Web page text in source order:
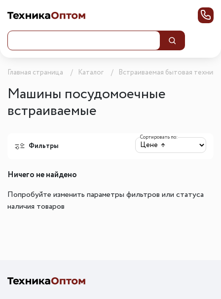
Главная страница Каталог Встраиваемая бытовая техника
Машины посудомоечные
встраиваемые
Фильтры
Сортировать по:
Ничего не найдено
Попробуйте изменить параметры фильтров или статуса
наличия товаров